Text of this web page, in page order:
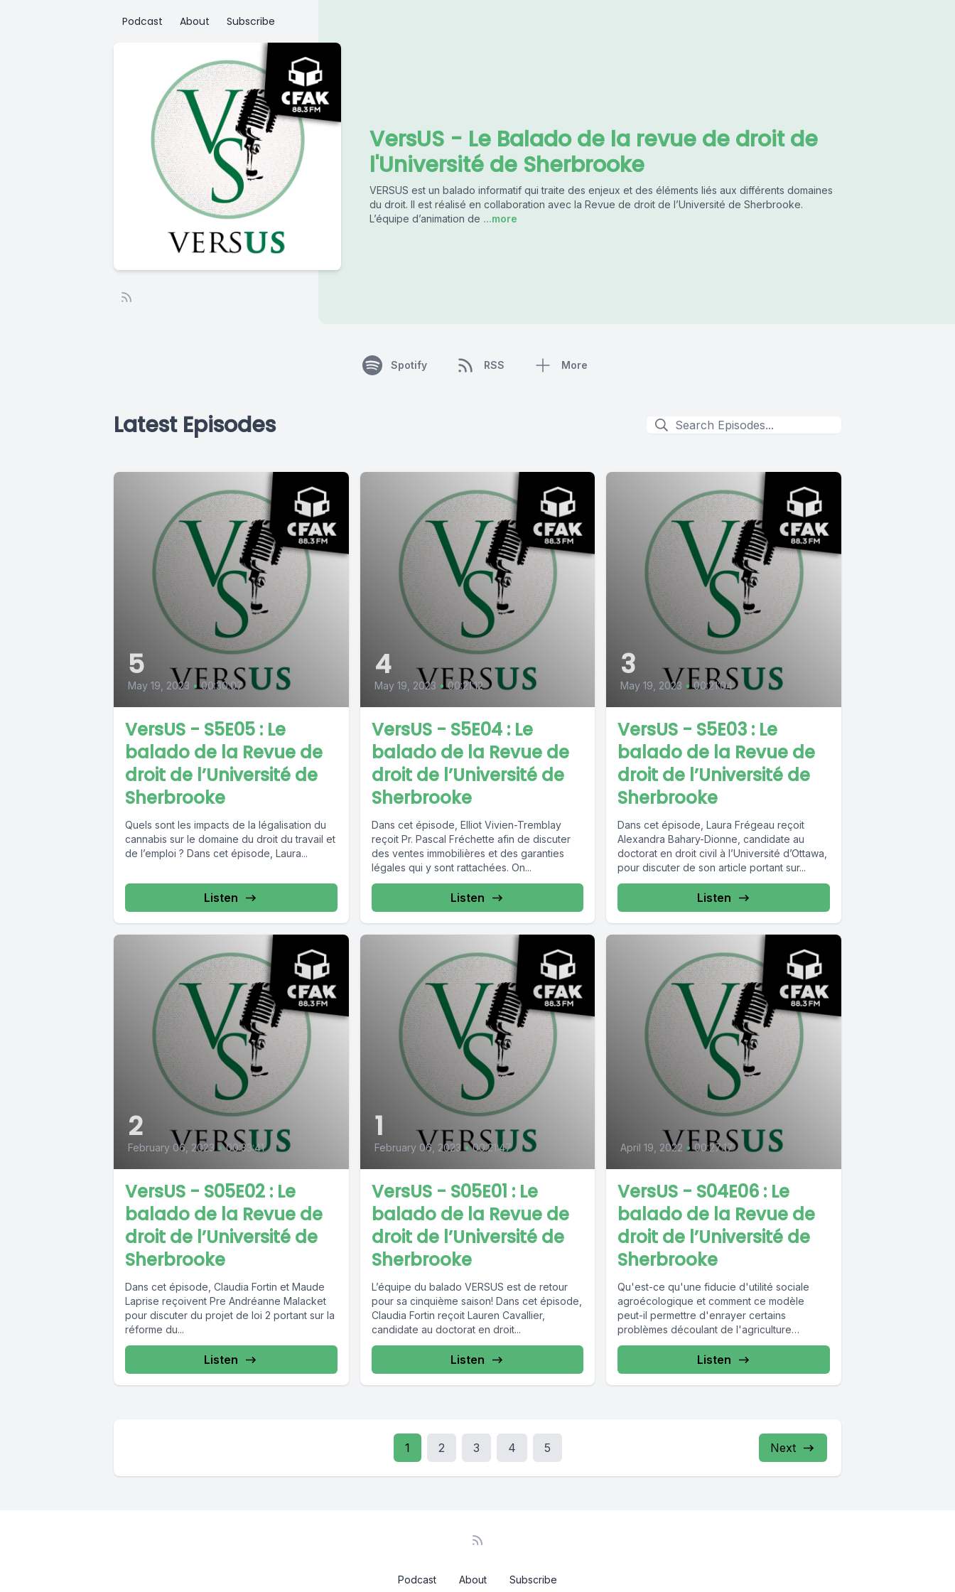
Podcast About Subscribe
VersUS - Le Balado de la revue de droit de
l'Université de Sherbrooke
VERSUS est un balado informatif qui traite des enjeux et des éléments liés aux différents domaines
du droit. Il est réalisé en collaboration avec la Revue de droit de l’Université de Sherbrooke.
L’équipe d’animation de ...more
Spotify RSS More
Latest Episodes
5
May 19, 2023 • 00:30:07
VersUS - S5E05 : Le
balado de la Revue de
droit de l’Université de
Sherbrooke
Quels sont les impacts de la légalisation du
cannabis sur le domaine du droit du travail et
de l’emploi ? Dans cet épisode, Laura...
Listen
4
May 19, 2023 • 00:21:12
VersUS - S5E04 : Le
balado de la Revue de
droit de l’Université de
Sherbrooke
Dans cet épisode, Elliot Vivien-Tremblay
reçoit Pr. Pascal Fréchette afin de discuter
des ventes immobilières et des garanties
légales qui y sont rattachées. On...
Listen
3
May 19, 2023 • 00:21:04
VersUS - S5E03 : Le
balado de la Revue de
droit de l’Université de
Sherbrooke
Dans cet épisode, Laura Frégeau reçoit
Alexandra Bahary-Dionne, candidate au
doctorat en droit civil à l’Université d’Ottawa,
pour discuter de son article portant sur...
Listen
2
February 06, 2023 • 00:33:41
VersUS - S05E02 : Le
balado de la Revue de
droit de l’Université de
Sherbrooke
Dans cet épisode, Claudia Fortin et Maude
Laprise reçoivent Pre Andréanne Malacket
pour discuter du projet de loi 2 portant sur la
réforme du...
Listen
1
February 06, 2023 • 00:21:47
VersUS - S05E01 : Le
balado de la Revue de
droit de l’Université de
Sherbrooke
L’équipe du balado VERSUS est de retour
pour sa cinquième saison! Dans cet épisode,
Claudia Fortin reçoit Lauren Cavallier,
candidate au doctorat en droit...
Listen
April 19, 2022 • 00:27:17
VersUS - S04E06 : Le
balado de la Revue de
droit de l’Université de
Sherbrooke
Qu'est-ce qu'une fiducie d'utilité sociale
agroécologique et comment ce modèle
peut-il permettre d'enrayer certains
problèmes découlant de l'agriculture
moderne? Dans cette épisode, Maude
Listen
1 2 3 4 5 Next
Podcast About Subscribe